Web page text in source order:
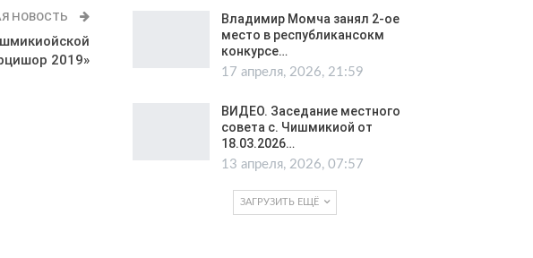
НОВОСТЬ
2019»
Владимир Момча занял 2-ое
место в республикансокм
конкурсе…
17 апреля, 2026, 21:59
ВИДЕО. Заседание местного
совета с. Чишмикиой от
18.03.2026…
13 апреля, 2026, 07:57
ЗАГРУЗИТЬ ЕЩЁ